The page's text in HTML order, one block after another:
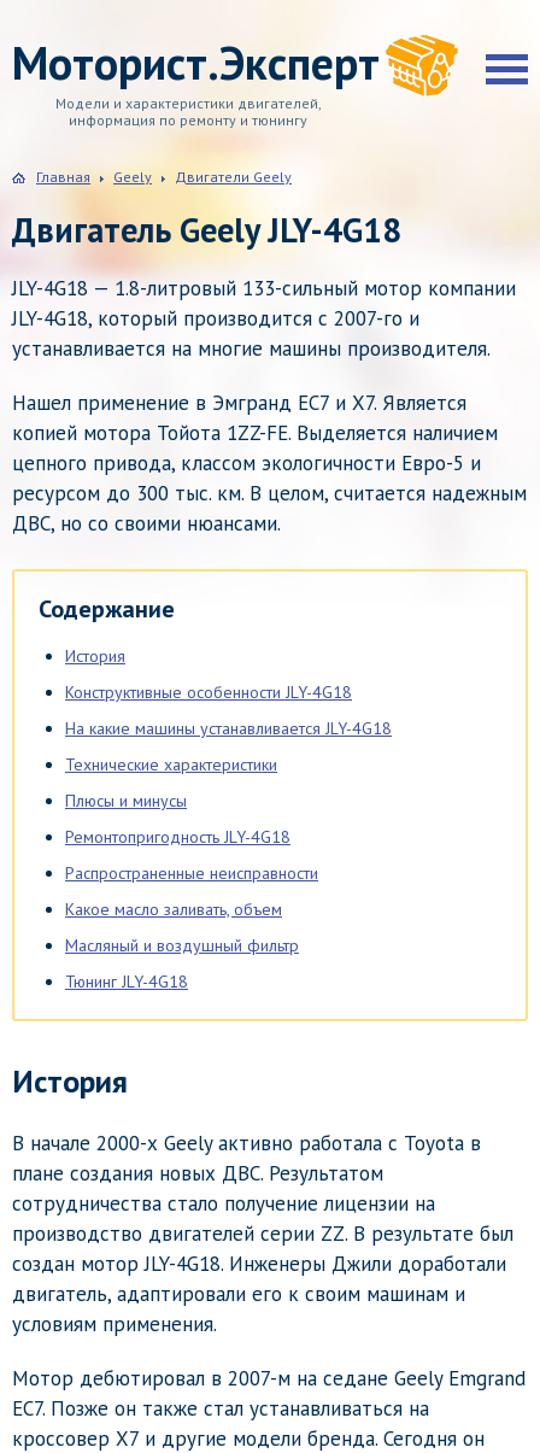
Моторист.Эксперт
Модели и характеристики двигателей,
информация по ремонту и тюнингу
Главная Geely Двигатели Geely
Двигатель Geely JLY-4G18
JLY-4G18 — 1.8-литровый 133-сильный мотор компании
JLY-4G18, который производится с 2007-го и
устанавливается на многие машины производителя.
Нашел применение в Эмгранд ЕС7 и Х7. Является
копией мотора Тойота 1ZZ-FE. Выделяется наличием
цепного привода, классом экологичности Евро-5 и
ресурсом до 300 тыс. км. В целом, считается надежным
ДВС, но со своими нюансами.
Содержание
История
Конструктивные особенности JLY-4G18
На какие машины устанавливается JLY-4G18
Технические характеристики
Плюсы и минусы
Ремонтопригодность JLY-4G18
Распространенные неисправности
Какое масло заливать, объем
Масляный и воздушный фильтр
Тюнинг JLY-4G18
История
В начале 2000-х Geely активно работала с Toyota в
плане создания новых ДВС. Результатом
сотрудничества стало получение лицензии на
производство двигателей серии ZZ. В результате был
создан мотор JLY-4G18. Инженеры Джили доработали
двигатель, адаптировали его к своим машинам и
условиям применения.
Мотор дебютировал в 2007-м на седане Geely Emgrand
EC7. Позже он также стал устанавливаться на
кроссовер X7 и другие модели бренда. Сегодня он